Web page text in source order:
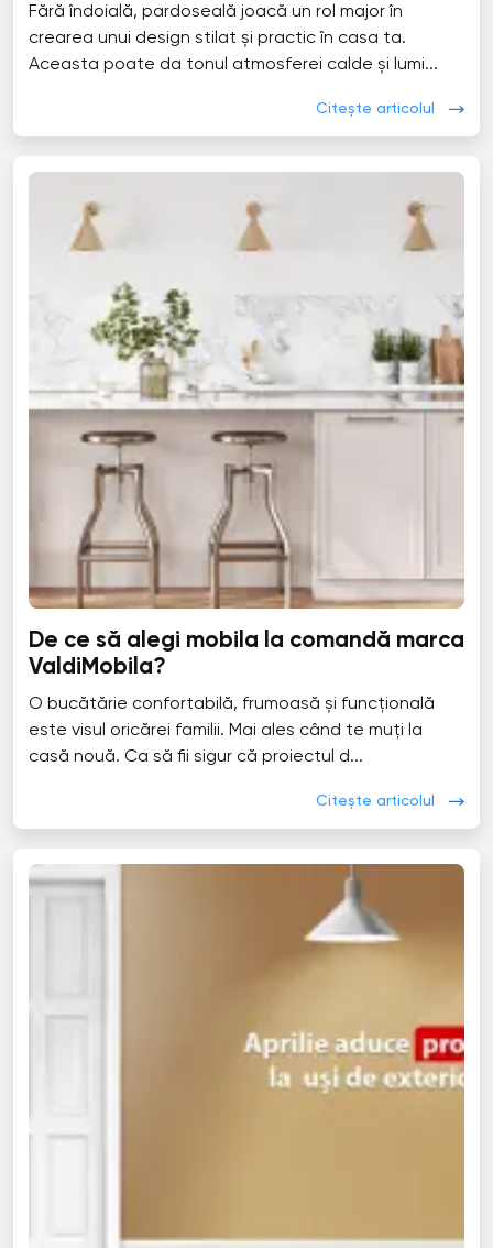
Fără îndoială, pardoseală joacă un rol major în
crearea unui design stilat și practic în casa ta.
Aceasta poate da tonul atmosferei calde și lumi...
Citește articolul
De ce să alegi mobila la comandă marca
ValdiMobila?
O bucătărie confortabilă, frumoasă și funcțională
este visul oricărei familii. Mai ales când te muți la
casă nouă. Ca să fii sigur că proiectul d...
Citește articolul